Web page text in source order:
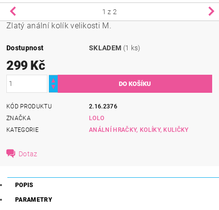
1 z 2
Zlatý anální kolík velikosti M.
Dostupnost SKLADEM (1 ks)
299 Kč
KÓD PRODUKTU
2.16.2376
ZNAČKA
LOLO
KATEGORIE
ANÁLNÍ HRAČKY, KOLÍKY, KULIČKY
Dotaz
POPIS
PARAMETRY